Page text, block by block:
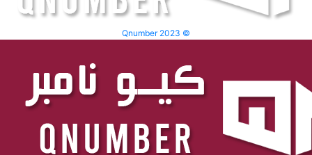
Qnumber 2023 ©